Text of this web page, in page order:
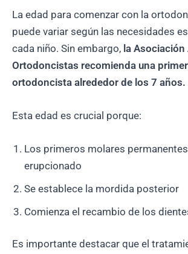
La edad para comenzar con la
puede variar según las necesidades
cada niño. Sin embargo, la Asociación
Ortodoncistas recomienda una
ortodoncista alrededor de los 7 años.
Esta edad es crucial porque:
Los primeros molares
erupcionado
Se establece la mordida posterior
Comienza el recambio de los
Es importante destacar que el